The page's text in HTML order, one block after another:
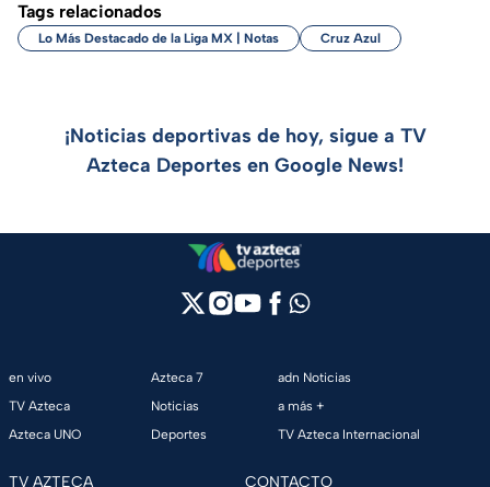
Tags relacionados
Lo Más Destacado de la Liga MX | Notas Cruz Azul
¡Noticias deportivas de hoy, sigue a TV
Azteca Deportes en Google News!
en vivo
TV Azteca
Azteca UNO
Azteca 7
Noticias
Deportes
adn Noticias
a más +
TV Azteca Internacional
TV AZTECA CONTACTO